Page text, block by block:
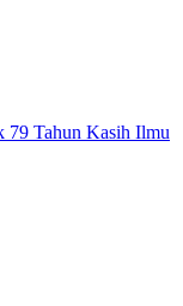
79 Tahun Kasih Ilmu